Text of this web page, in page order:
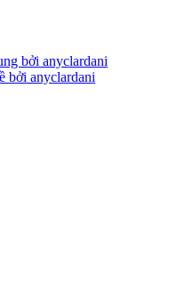
bởi anyclardani
bởi anyclardani